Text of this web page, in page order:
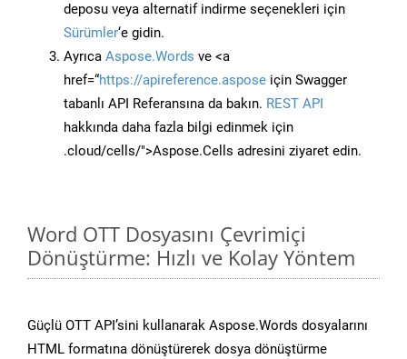
deposu veya alternatif indirme seçenekleri için
Sürümler‘e gidin.
Ayrıca Aspose.Words ve <a
href=“https://apireference.aspose için Swagger
tabanlı API Referansına da bakın. REST API
hakkında daha fazla bilgi edinmek için
.cloud/cells/">Aspose.Cells adresini ziyaret edin.
Word OTT Dosyasını Çevrimiçi
Dönüştürme: Hızlı ve Kolay Yöntem
Güçlü OTT API’sini kullanarak Aspose.Words dosyalarını
HTML formatına dönüştürerek dosya dönüştürme